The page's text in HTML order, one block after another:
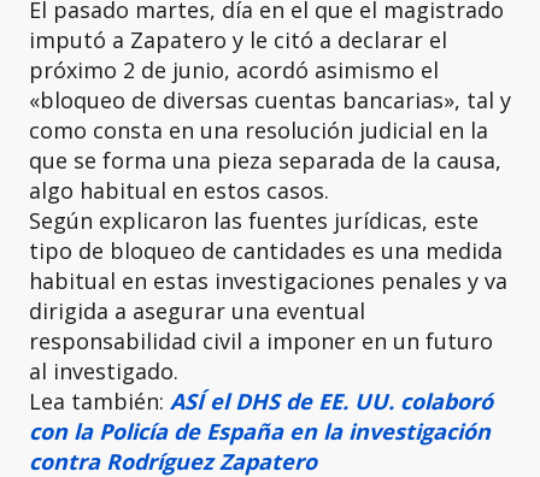
El pasado martes, día en el que el magistrado
imputó a Zapatero y le citó a declarar el
próximo 2 de junio, acordó asimismo el
«bloqueo de diversas cuentas bancarias», tal y
como consta en una resolución judicial en la
que se forma una pieza separada de la causa,
algo habitual en estos casos.
Según explicaron las fuentes jurídicas, este
tipo de bloqueo de cantidades es una medida
habitual en estas investigaciones penales y va
dirigida a asegurar una eventual
responsabilidad civil a imponer en un futuro
al investigado.
Lea también: ASÍ el DHS de EE. UU. colaboró
con la Policía de España en la investigación
contra Rodríguez Zapatero